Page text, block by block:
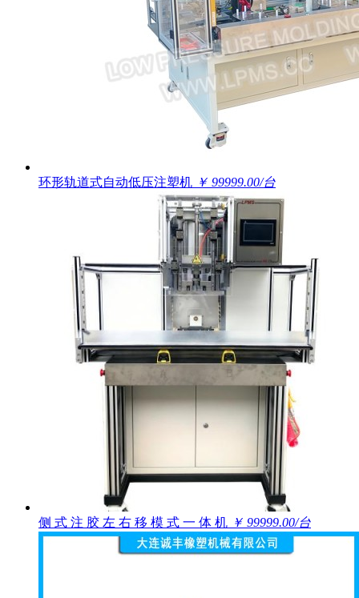
环形轨道式自动低压注塑机 ￥ 99999.00/台
侧 式 注 胶 左 右 移 模 式 一 体 机 ￥ 99999.00/台